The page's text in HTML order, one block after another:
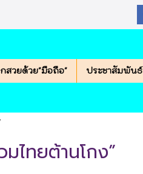
สวยด้วย"มือถือ" ประชาสัมพันธ์
ไทยต้านโกง”